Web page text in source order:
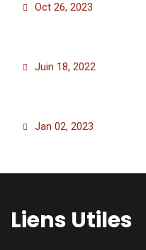
Oct 26, 2023
Juin 18, 2022
Jan 02, 2023
Liens Utiles